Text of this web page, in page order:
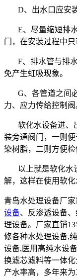
D、出水口应安
E、尽量缩短排
门，在安装过程中
F、排水管与排
免产生虹吸现象。
G、各管道之间
力、应力传给控制阀
软化水设备进、
装旁通阀门，一则
染树脂，二则方便检
以上就是软化水
解，这样在使用软化
青岛水处理设备厂
设备、反渗透设备、
理设备。厂家直销
修各种水处理设备,
设备,医用高纯水设
换滤芯滤料等一体
产水率高，多年来